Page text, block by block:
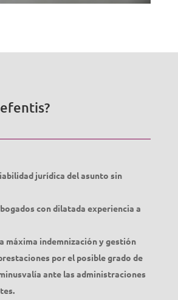
jurídica del asunto sin
con dilatada experiencia a
máxima indemnización y gestión
por el posible grado de
ante las administraciones